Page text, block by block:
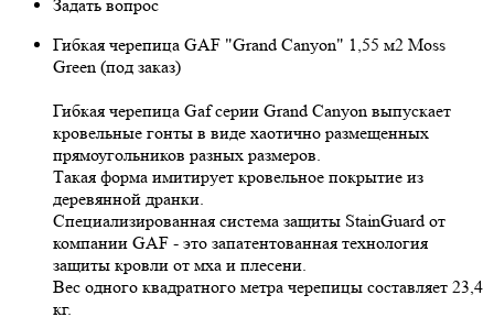
Задать вопрос
Гибкая черепица GAF "Grand Canyon" 1,55 м2 Moss
Green (под заказ)
Гибкая черепица Gaf серии Grand Canyon выпускает
кровельные гонты в виде хаотично размещенных
прямоугольников разных размеров.
Такая форма имитирует кровельное покрытие из
деревянной дранки.
Специализированная система защиты StainGuard от
компании GAF - это запатентованная технология
защиты кровли от мха и плесени.
Вес одного квадратного метра черепицы составляет 23,4
кг.